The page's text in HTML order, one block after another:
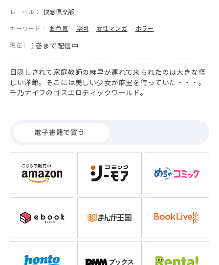
レーベル：
快感倶楽部
キーワード：
お色気 学園 女性マンガ
ホラー
現在：
1巻まで配信中
目隠しされて家庭教師の麻里が連れて来られたのは大きな怪
しい洋館。そこには美しい少女が麻里を待っていた・・・。
千乃ナイフのゴスエロティックワールド。
電子書籍で買う